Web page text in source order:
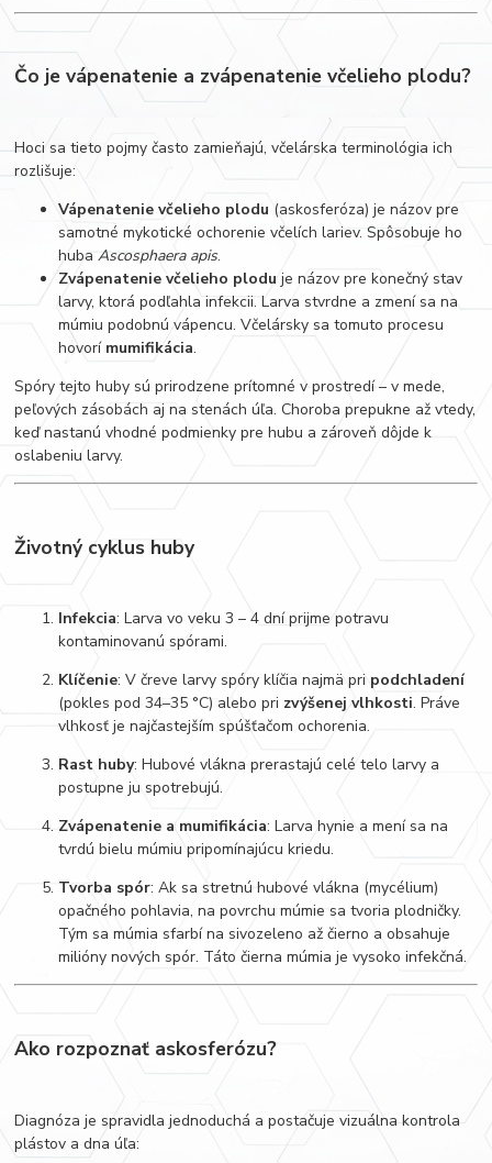
Čo je vápenatenie a zvápenatenie včelieho plodu?
Hoci sa tieto pojmy často zamieňajú, včelárska terminológia ich
rozlišuje:
Vápenatenie včelieho plodu (askosferóza) je názov pre
samotné mykotické ochorenie včelích lariev. Spôsobuje ho
hubaAscosphaera apis.
Zvápenatenie včelieho plodu je názov pre konečný stav
larvy, ktorá podľahla infekcii. Larva stvrdne a zmení sa na
múmiu podobnú vápencu. Včelársky sa tomuto procesu
hovorí mumifikácia.
Spóry tejto huby sú prirodzene prítomné v prostredí – v mede,
peľových zásobách aj na stenách úľa. Choroba prepukne až vtedy,
keď nastanú vhodné podmienky pre hubu a zároveň dôjde k
oslabeniu larvy.
Životný cyklus huby
Infekcia: Larva vo veku 3 – 4 dní prijme potravu
kontaminovanú spórami.
Klíčenie: V čreve larvy spóry klíčia najmä pri podchladení
(pokles pod 34–35 °C) alebo pri zvýšenej vlhkosti. Práve
vlhkosť je najčastejším spúšťačom ochorenia.
Rast huby: Hubové vlákna prerastajú celé telo larvy a
postupne ju spotrebujú.
Zvápenatenie a mumifikácia: Larva hynie a mení sa na
tvrdú bielu múmiu pripomínajúcu kriedu.
Tvorba spór: Ak sa stretnú hubové vlákna (mycélium)
opačného pohlavia, na povrchu múmie sa tvoria plodničky.
Tým sa múmia sfarbí na sivozeleno až čierno a obsahuje
milióny nových spór. Táto čierna múmia je vysoko infekčná.
Ako rozpoznať askosferózu?
Diagnóza je spravidla jednoduchá a postačuje vizuálna kontrola
plástov a dna úľa: